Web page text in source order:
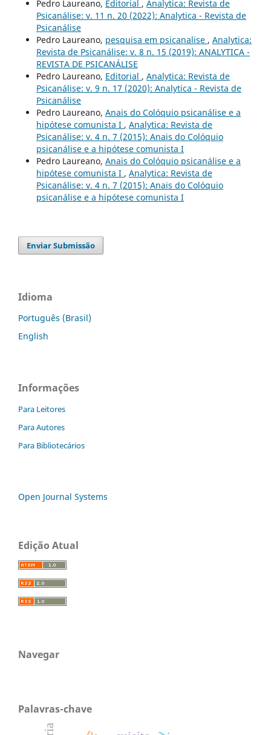
Pedro Laureano, Editorial , Analytica: Revista de
Psicanálise: v. 11 n. 20 (2022): Analytica - Revista de
Psicanálise
Pedro Laureano, pesquisa em psicanalise , Analytica:
Revista de Psicanálise: v. 8 n. 15 (2019): ANALYTICA -
REVISTA DE PSICANÁLISE
Pedro Laureano, Editorial , Analytica: Revista de
Psicanálise: v. 9 n. 17 (2020): Analytica - Revista de
Psicanálise
Pedro Laureano, Anais do Colóquio psicanálise e a
hipótese comunista I , Analytica: Revista de
Psicanálise: v. 4 n. 7 (2015): Anais do Colóquio
psicanálise e a hipótese comunista I
Pedro Laureano, Anais do Colóquio psicanálise e a
hipótese comunista I , Analytica: Revista de
Psicanálise: v. 4 n. 7 (2015): Anais do Colóquio
psicanálise e a hipótese comunista I
Enviar Submissão
Idioma
Português (Brasil)
English
Informações
Para Leitores
Para Autores
Para Bibliotecários
Open Journal Systems
Edição Atual
Navegar
Palavras-chave